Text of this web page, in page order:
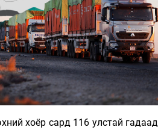
хоёр сард 116 улс­тай гадаад